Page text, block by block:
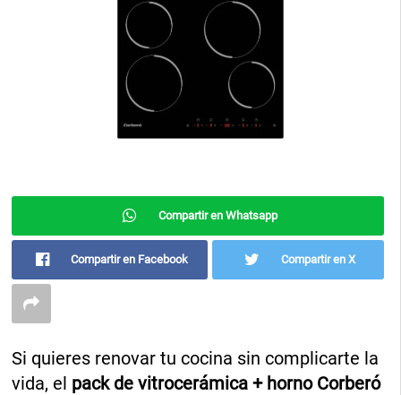
Compartir en Whatsapp
Compartir en Facebook Compartir en X
Si quieres renovar tu cocina sin complicarte la
vida, el pack de vitrocerámica + horno Corberó